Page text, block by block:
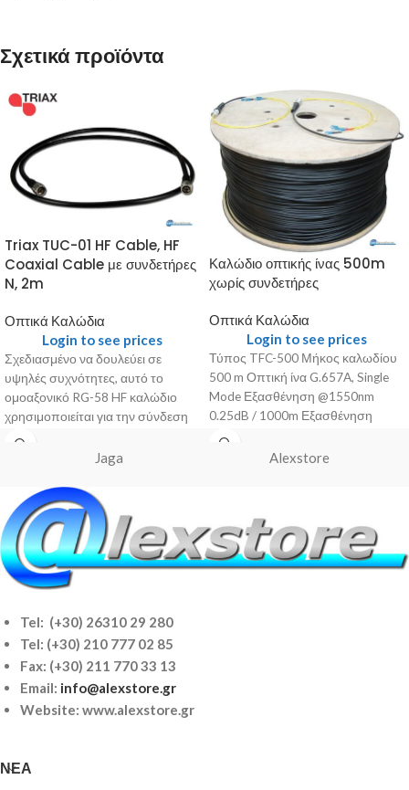
Σχετικά προϊόντα
Triax TUC-01 HF Cable, HF
Coaxial Cable με συνδετήρες
N, 2m
Οπτικά Καλώδια
Login to see prices
Σχεδιασμένο να δουλεύει σε
υψηλές συχνότητες, αυτό το
ομοαξονικό RG-58 HF καλώδιο
χρησιμοποιείται για την σύνδεση
του Wholeband LNB στο
Καλώδιο οπτικής ίνας 500m
χωρίς συνδετήρες
Οπτικά Καλώδια
Login to see prices
Τύπος TFC-500 Μήκος καλωδίου
500 m Οπτική ίνα G.657A, Single
Mode Εξασθένηση @1550nm
0.25dB / 1000m Εξασθένηση
@1310nm 0.35dB / 100m
Jaga Alexstore
Tel: (+30) 26310 29 280
Tel: (+30) 210 777 02 85
Fax: (+30) 211 770 33 13
Email: info@alexstore.gr
Website: www.alexstore.gr
ΝΈΑ